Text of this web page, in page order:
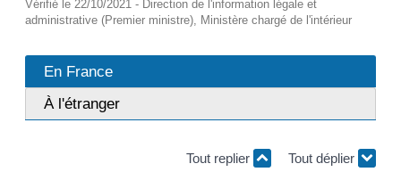
Vérifié le 22/10/2021 - Direction de l'information légale et
administrative (Premier ministre), Ministère chargé de l'intérieur
En France
À l'étranger
Tout replier Tout déplier